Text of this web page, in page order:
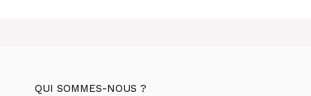
QUI SOMMES-NOUS ?